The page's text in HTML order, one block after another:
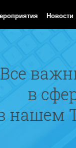
Новости